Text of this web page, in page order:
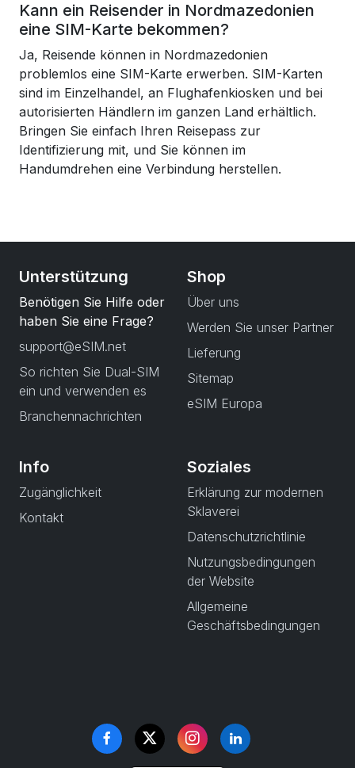
Kann ein Reisender in Nordmazedonien
eine SIM-Karte bekommen?
Ja, Reisende können in Nordmazedonien
problemlos eine SIM-Karte erwerben. SIM-Karten
sind im Einzelhandel, an Flughafenkiosken und bei
autorisierten Händlern im ganzen Land erhältlich.
Bringen Sie einfach Ihren Reisepass zur
Identifizierung mit, und Sie können im
Handumdrehen eine Verbindung herstellen.
Unterstützung
Benötigen Sie Hilfe oder
haben Sie eine Frage?
support@eSIM.net
So richten Sie Dual-SIM
ein und verwenden es
Branchennachrichten
Shop
Über uns
Werden Sie unser Partner
Lieferung
Sitemap
eSIM Europa
Info
Zugänglichkeit
Kontakt
Soziales
Erklärung zur modernen
Sklaverei
Datenschutzrichtlinie
Nutzungsbedingungen
der Website
Allgemeine
Geschäftsbedingungen